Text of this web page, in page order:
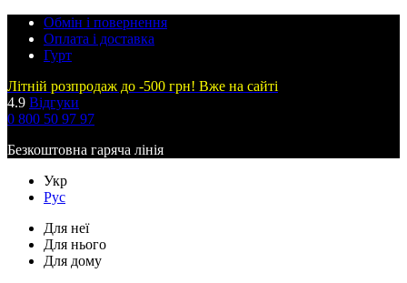
Обмін і повернення
Оплата і доставка
Гурт
Літній розпродаж до -500 грн! Вже на сайті
4.9 Відгуки
0 800 50 97 97
Безкоштовна гаряча лінія
Укр
Рус
Для неї
Для нього
Для дому